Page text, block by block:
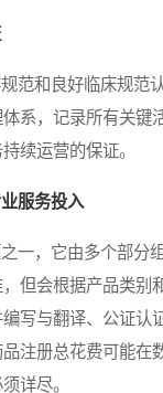
和良好临床规范
系，记录所有关
续运营的保证。
服务投入
，它由多个部分
但会根据产品类
写与翻译、公证
注册总花费可能
详尽。